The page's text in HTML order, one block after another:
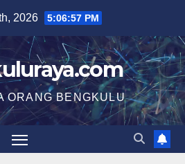
2026 5:06:57 PM
ORANG BENGKULU